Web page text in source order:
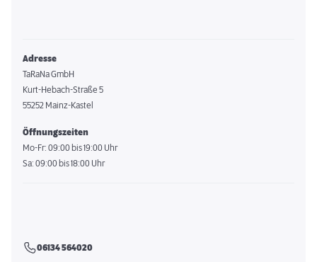
Adresse
TaRaNa GmbH
Kurt-Hebach-Straße 5
55252 Mainz-Kastel
Öffnungszeiten
Mo-Fr: 09:00 bis 19:00 Uhr
Sa: 09:00 bis 18:00 Uhr
06134 564020